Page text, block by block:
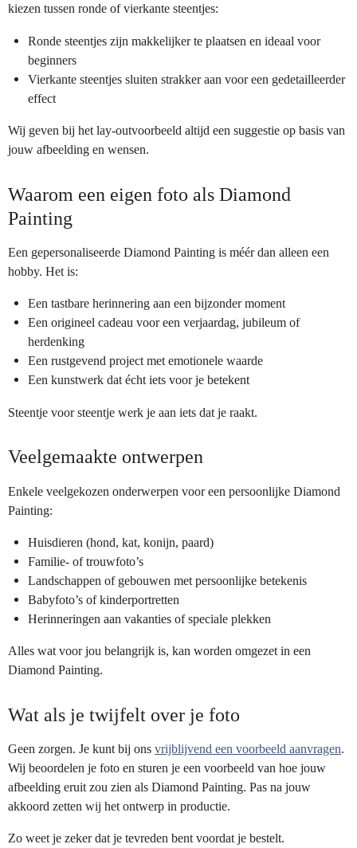
kiezen tussen ronde of vierkante steentjes:
Ronde steentjes zijn makkelijker te plaatsen en ideaal voor
beginners
Vierkante steentjes sluiten strakker aan voor een gedetailleerder
effect
Wij geven bij het lay-outvoorbeeld altijd een suggestie op basis van
jouw afbeelding en wensen.
Waarom een eigen foto als Diamond
Painting
Een gepersonaliseerde Diamond Painting is méér dan alleen een
hobby. Het is:
Een tastbare herinnering aan een bijzonder moment
Een origineel cadeau voor een verjaardag, jubileum of
herdenking
Een rustgevend project met emotionele waarde
Een kunstwerk dat écht iets voor je betekent
Steentje voor steentje werk je aan iets dat je raakt.
Veelgemaakte ontwerpen
Enkele veelgekozen onderwerpen voor een persoonlijke Diamond
Painting:
Huisdieren (hond, kat, konijn, paard)
Familie- of trouwfoto’s
Landschappen of gebouwen met persoonlijke betekenis
Babyfoto’s of kinderportretten
Herinneringen aan vakanties of speciale plekken
Alles wat voor jou belangrijk is, kan worden omgezet in een
Diamond Painting.
Wat als je twijfelt over je foto
Geen zorgen. Je kunt bij ons vrijblijvend een voorbeeld aanvragen.
Wij beoordelen je foto en sturen je een voorbeeld van hoe jouw
afbeelding eruit zou zien als Diamond Painting. Pas na jouw
akkoord zetten wij het ontwerp in productie.
Zo weet je zeker dat je tevreden bent voordat je bestelt.